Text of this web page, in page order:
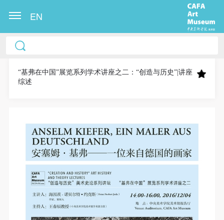
EN
“基弗在中国”展览系列学术讲座之二：“创造与历史”|讲座
综述
中央美术学院美术馆出版授权协议书
称“CAFAM”），愿意将本人参与中央美术学院美术馆
公共教育部组织的公益性活动（包括美术馆会员活
作发表、出版。中央美术学院可以以电子、网络及其
它数字媒体形式公开出版，并同意编入《中国知识资
源总库》《中央美术学院资料库》《中央美术学院美
术馆资料库》等相关资料、文献、档案机构和平台，
在中央美术学院中使用和在互联网上传播，同意按相
关“章程”规定享受相关权益。
中央美术学院美术馆活动安全免责协议书
中央美术学院美术馆出版授权协议书
称“CAFAM”），愿意将本人参与中央美术学院美术馆
公共教育部组织的公益性活动（包括美术馆会员活
作发表、出版。中央美术学院可以以电子、网络及其
它数字媒体形式公开出版，并同意编入《中国知识资
源总库》《中央美术学院资料库》《中央美术学院美
术馆资料库》等相关资料、文献、档案机构和平台，
在中央美术学院中使用和在互联网上传播，同意按相
关“章程”规定享受相关权益。
中央美术学院美术馆活动安全免责协议书
中央美术学院美术馆出版授权协议书
称“CAFAM”），愿意将本人参与中央美术学院美术馆
公共教育部组织的公益性活动（包括美术馆会员活
作发表、出版。中央美术学院可以以电子、网络及其
它数字媒体形式公开出版，并同意编入《中国知识资
源总库》《中央美术学院资料库》《中央美术学院美
术馆资料库》等相关资料、文献、档案机构和平台，
在中央美术学院中使用和在互联网上传播，同意按相
关“章程”规定享受相关权益。
中央美术学院美术馆活动安全免责协议书